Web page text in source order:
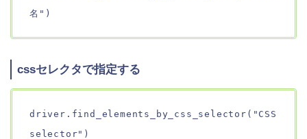
名")
cssセレクタで指定する
driver.find_elements_by_css_selector("CSS
selector")